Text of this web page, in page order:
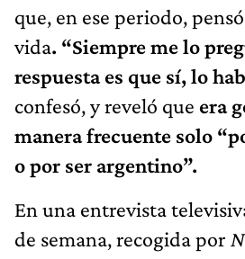
que, en ese periodo,
vida. “Siempre me lo
respuesta es que sí, lo
confesó, y reveló que era
manera frecuente solo
o por ser argentino”.
En una entrevista
de semana, recogida por